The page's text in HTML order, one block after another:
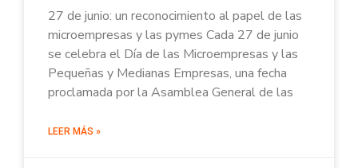
27 de junio: un reconocimiento al papel de las
microempresas y las pymes Cada 27 de junio
se celebra el Día de las Microempresas y las
Pequeñas y Medianas Empresas, una fecha
proclamada por la Asamblea General de las
LEER MÁS »